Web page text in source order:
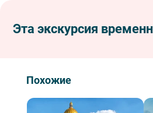
Гребной порт: когда в
Эта экскурсия
Похожие